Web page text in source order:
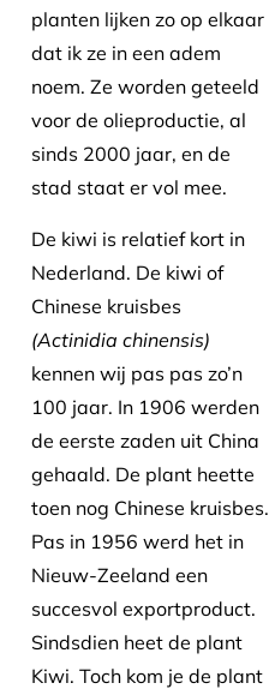
planten lijken zo op elkaar
dat ik ze in een adem
noem. Ze worden geteeld
voor de olieproductie, al
sinds 2000 jaar, en de
stad staat er vol mee.
De kiwi is relatief kort in
Nederland. De kiwi of
Chinese kruisbes
(Actinidia chinensis)
kennen wij pas pas zo’n
100 jaar. In 1906 werden
de eerste zaden uit China
gehaald. De plant heette
toen nog Chinese kruisbes.
Pas in 1956 werd het in
Nieuw-Zeeland een
succesvol exportproduct.
Sindsdien heet de plant
Kiwi. Toch kom je de plant